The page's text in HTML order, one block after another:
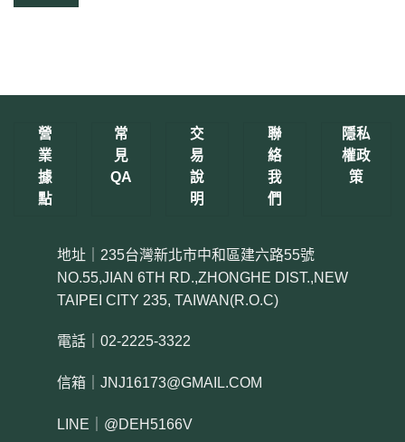
營
業
據
點
常
見
QA
交
易
說
明
聯
絡
我
們
隱私
權政
策
地址｜235台灣新北市中和區建六路55號
NO.55,JIAN 6TH RD.,ZHONGHE DIST.,NEW
TAIPEI CITY 235, TAIWAN(R.O.C)
電話｜02-2225-3322
信箱｜JNJ16173@GMAIL.COM
LINE｜@DEH5166V